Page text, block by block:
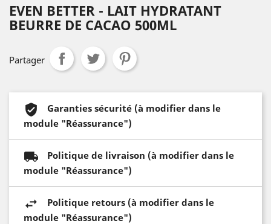
EVEN BETTER - LAIT HYDRATANT
BEURRE DE CACAO 500ML
Partager
Garanties sécurité (à modifier dans le
module "Réassurance")
Politique de livraison (à modifier dans le
module "Réassurance")
Politique retours (à modifier dans le
module "Réassurance")